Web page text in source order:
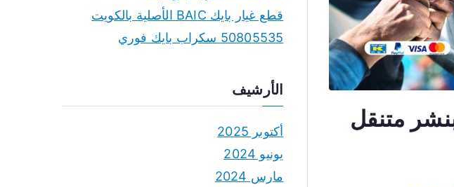
وبنشر متنقل
قطع غيار بايك BAIC الأصلية بالكويت
50805535 سكراب بايك فوري
الأرشيف
أكتوبر 2025
يونيو 2024
مارس 2024